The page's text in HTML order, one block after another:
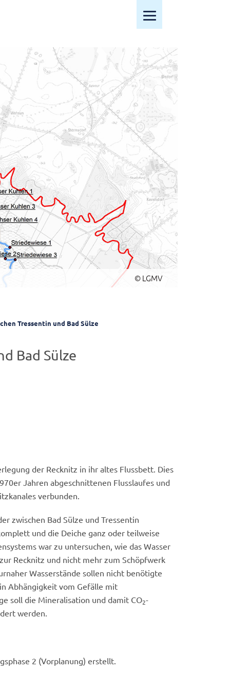
Mobiles Menü öffnen
© LGMV
Tressentin und Bad Sülze
Bad Sülze
der Recknitz in ihr altes Flussbett. Dies
Jahren abgeschnittenen Flusslaufes und
verbunden.
zwischen Bad Sülze und Tressentin
und die Deiche ganz oder teilweise
war zu untersuchen, wie das Wasser
Recknitz und nicht mehr zum Schöpfwerk
Wasserstände sollen nicht benötigte
Abhängigkeit vom Gefälle mit
soll die Mineralisation und damit CO2-
werden.
2 (Vorplanung) erstellt.